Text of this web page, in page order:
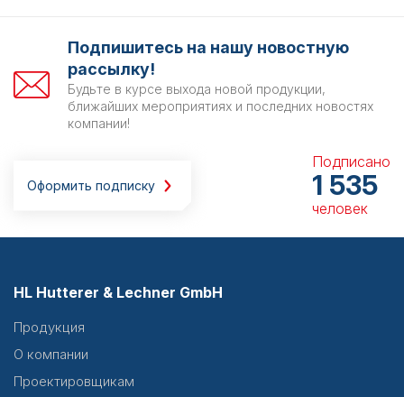
Подпишитесь на нашу новостную
рассылку!
Будьте в курсе выхода новой продукции,
ближайших мероприятиях и последних новостях
компании!
Оформить подписку
Подписано
1 535
человек
HL Hutterer & Lechner GmbH
Продукция
О компании
Проектировщикам